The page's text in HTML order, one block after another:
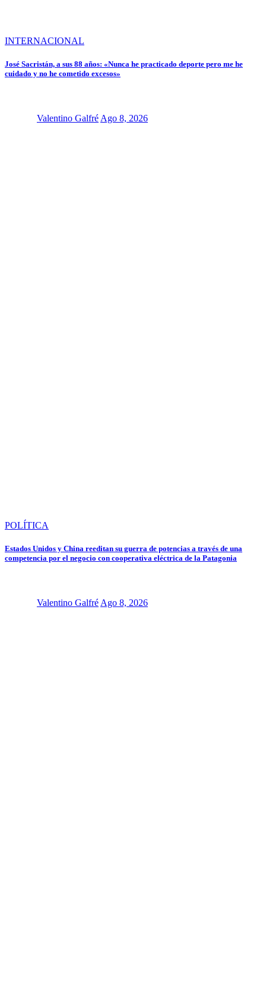
INTERNACIONAL
José Sacristán, a sus 88 años: «Nunca he practicado deporte pero me he
cuidado y no he cometido excesos»
Valentino Galfré Ago 8, 2026
POLÍTICA
Estados Unidos y China reeditan su guerra de potencias a través de una
competencia por el negocio con cooperativa eléctrica de la Patagonia
Valentino Galfré Ago 8, 2026